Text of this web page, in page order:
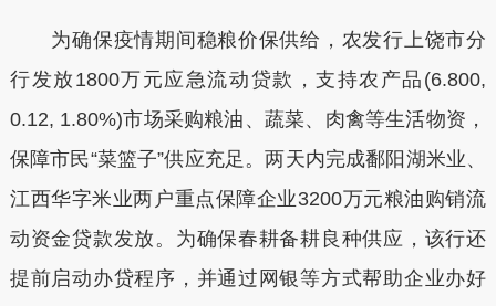
为确保疫情期间稳粮价保供给，农发行上饶市分
行发放1800万元应急流动贷款，支持农产品(6.800,
0.12, 1.80%)市场采购粮油、蔬菜、肉禽等生活物资，
保障市民“菜篮子”供应充足。两天内完成鄱阳湖米业、
江西华字米业两户重点保障企业3200万元粮油购销流
动资金贷款发放。为确保春耕备耕良种供应，该行还
提前启动办贷程序，并通过网银等方式帮助企业办好